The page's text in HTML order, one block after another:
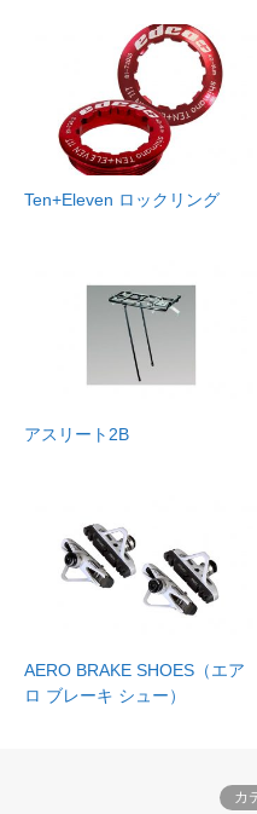
Ten+Eleven ロックリング
アスリート2B
AERO BRAKE SHOES（エア
ロ ブレーキ シュー）
カ